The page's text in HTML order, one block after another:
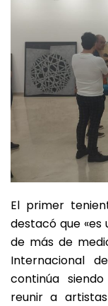
El primer
destacó que
de más de
Internacional
continúa
reunir a